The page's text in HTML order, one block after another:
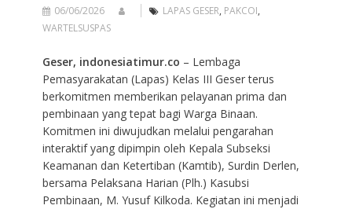
06/06/2026 LAPAS GESER, PAKCOI,
WARTELSUSPAS
Geser, indonesiatimur.co – Lembaga
Pemasyarakatan (Lapas) Kelas III Geser terus
berkomitmen memberikan pelayanan prima dan
pembinaan yang tepat bagi Warga Binaan.
Komitmen ini diwujudkan melalui pengarahan
interaktif yang dipimpin oleh Kepala Subseksi
Keamanan dan Ketertiban (Kamtib), Surdin Derlen,
bersama Pelaksana Harian (Plh.) Kasubsi
Pembinaan, M. Yusuf Kilkoda. Kegiatan ini menjadi